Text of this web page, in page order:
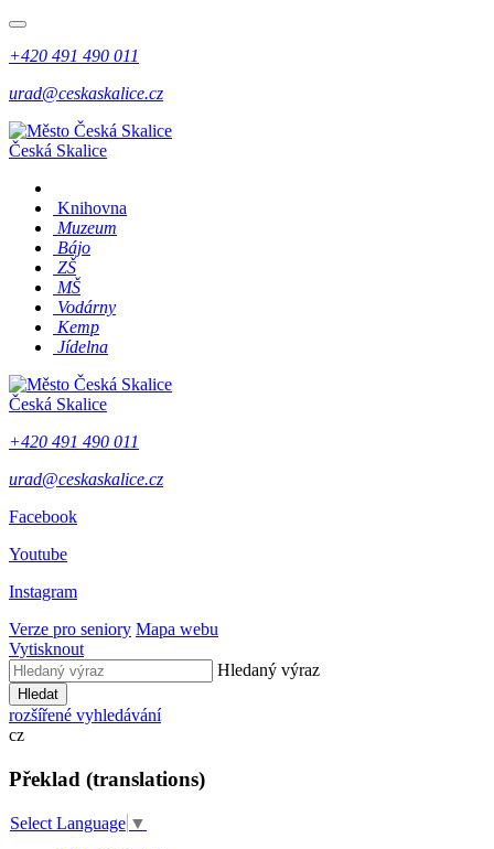
+420 491 490 011
urad@ceskaskalice.cz
Česká Skalice
Knihovna
Muzeum
Bájo
ZŠ
MŠ
Vodárny
Kemp
Jídelna
Česká Skalice
+420 491 490 011
urad@ceskaskalice.cz
Facebook
Youtube
Instagram
Verze pro seniory Mapa webu
Vytisknout
Hledaný výraz
Hledat
rozšířené vyhledávání
cz
Překlad (translations)
Select Language ▼